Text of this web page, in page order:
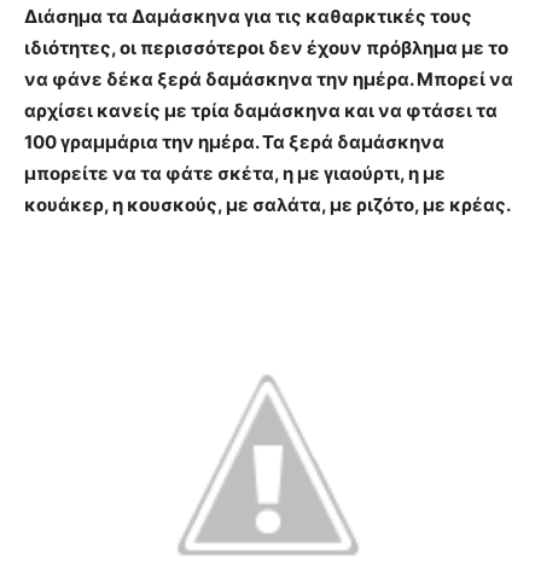
Διάσημα τα Δαμάσκηνα για τις καθαρκτικές τους
ιδιότητες, οι περισσότεροι δεν έχουν πρόβλημα με το
να φάνε δέκα ξερά δαμάσκηνα την ημέρα. Μπορεί να
αρχίσει κανείς με τρία δαμάσκηνα και να φτάσει τα
100 γραμμάρια την ημέρα. Τα ξερά δαμάσκηνα
μπορείτε να τα φάτε σκέτα, η με γιαούρτι, η με
κουάκερ, η κουσκούς, με σαλάτα, με ριζότο, με κρέας.